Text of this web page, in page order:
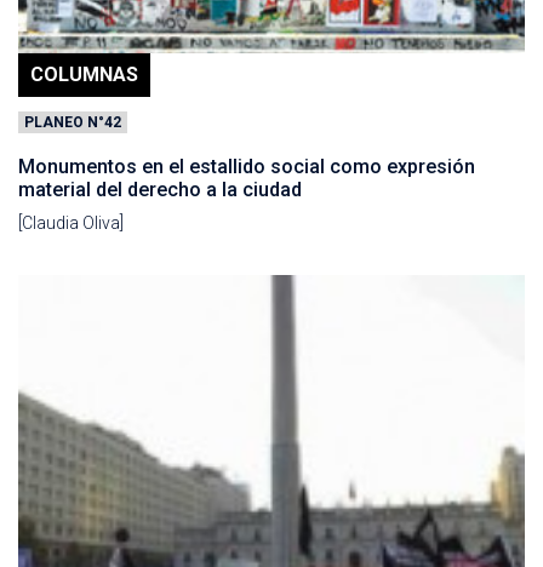
COLUMNAS
PLANEO N°42
Monumentos en el estallido social como expresión
material del derecho a la ciudad
[Claudia Oliva]